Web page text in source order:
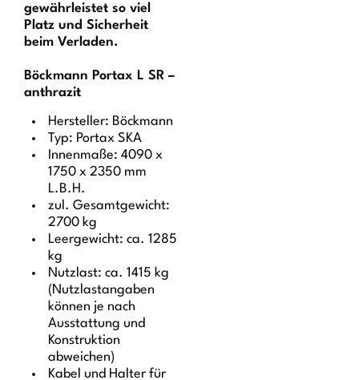
gewährleistet so viel
Platz und Sicherheit
beim Verladen.
Böckmann Portax L SR –
anthrazit
Hersteller: Böckmann
Typ: Portax SKA
Innenmaße: 4090 x
1750 x 2350 mm
L.B.H.
zul. Gesamtgewicht:
2700 kg
Leergewicht: ca. 1285
kg
Nutzlast: ca. 1415 kg
(Nutzlastangaben
können je nach
Ausstattung und
Konstruktion
abweichen)
Kabel und Halter für